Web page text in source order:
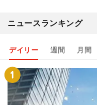
ニュースランキング
デイリー 週間 月間